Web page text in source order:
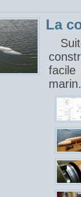
La
facile
marin.